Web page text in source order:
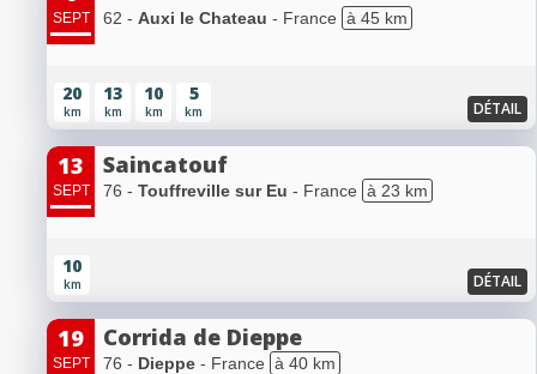
SEPT 62 - Auxi le Chateau - France à 45 km
20
km
13
km
10
km
5
km DÉTAIL
13
SEPT
Saincatouf
76 - Touffreville sur Eu - France à 23 km
10
km DÉTAIL
19
SEPT
Corrida de Dieppe
76 - Dieppe - France à 40 km